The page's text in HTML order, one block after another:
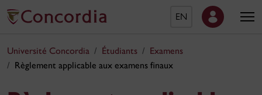
EN
Université Concordia Étudiants
Examens
Règlement applicable aux examens finaux